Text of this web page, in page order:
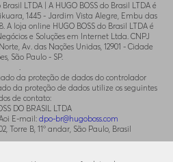
LTDA | A HUGO BOSS do Brasil LTDA é
1445 - Jardim Vista Alegre, Embu das
A loja online HUGO BOSS do Brasil LTDA é
e Soluções em Internet Ltda. CNPJ
Av. das Nações Unidas, 12901 - Cidade
São Paulo - SP.
.
da proteção de dados do controlador
da proteção de dados utilize os seguintes
de contato:
DO BRASIL LTDA
E-mail: dpo-br@hugoboss.com
Torre B, 11° andar, São Paulo, Brasil
o SAC utilize o email